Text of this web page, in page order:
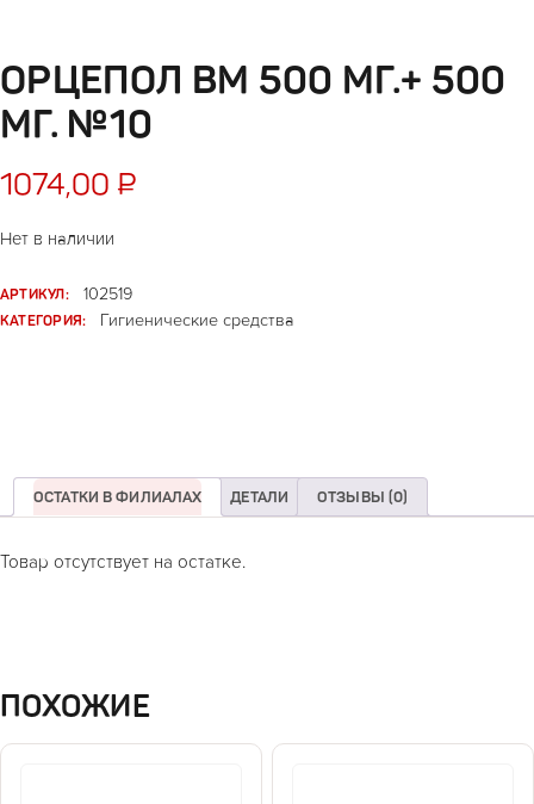
ОРЦЕПОЛ BM 500 МГ.+ 500
МГ. №10
1074,00 ₽
Нет в наличии
АРТИКУЛ:
102519
КАТЕГОРИЯ:
Гигиенические средства
ОСТАТКИ В ФИЛИАЛАХ ДЕТАЛИ ОТЗЫВЫ (0)
Товар отсутствует на остатке.
ПОХОЖИЕ